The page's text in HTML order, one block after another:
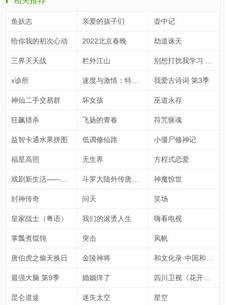
鱼妖志 亲爱的孩子们 壶中记
给你我的初次心动 2022北京春晚 劫道诛天
三界灭天战 栏外江山
x诊所 我爱古诗词 第3季
神仙二手交易群 坏女孩 巫道永存
狂飙猎杀 飞扬的青春 符咒驱魂
益智卡通水果拼图 低调修仙路 小僵尸修神记
福星高照 无生界 方程式恋爱
神魔惊世
封神传奇 问天 笑场
皇家战士（粤语） 我们的滚烫人生 嗨看电视
掌瓢煮馄饨 突击 风帆
唐伯虎之偷天换日 金陵神将
最强大脑 第9季 婚姻痒了 四川卫视《花开天下·国韵》新年演唱会 第7季
昆仑道途 迷失太空 星空